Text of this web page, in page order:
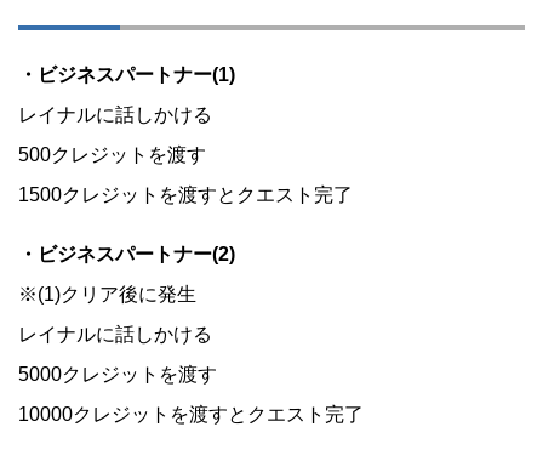
・ビジネスパートナー(1)
レイナルに話しかける
500クレジットを渡す
1500クレジットを渡すとクエスト完了
・ビジネスパートナー(2)
※(1)クリア後に発生
レイナルに話しかける
5000クレジットを渡す
10000クレジットを渡すとクエスト完了